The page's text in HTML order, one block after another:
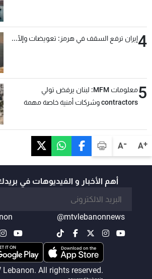
A+
A-
4إيران ترفع السقف في هرمز: تعويضات وإلّا...
5
معلومات MFM: لبنان يرفض تولي
contractors وشركات أمنية خاصة مهمة
أهم الأخبار و الفيديوهات في
@mtvlebanonnews
All rights reserved.